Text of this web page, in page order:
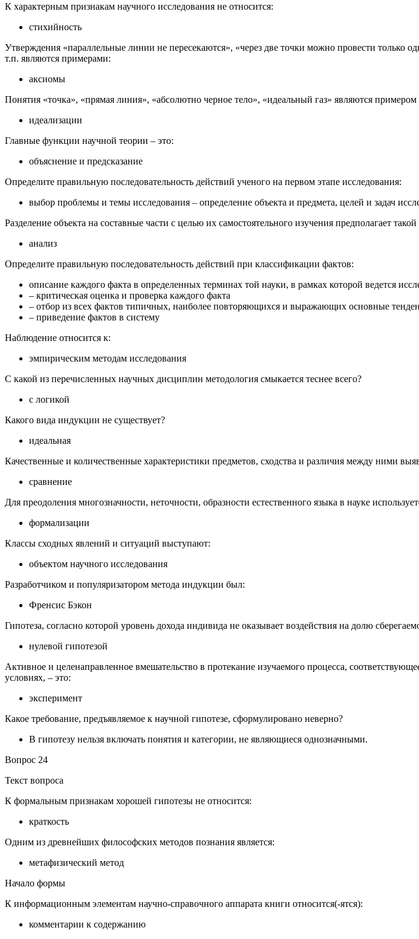
К характерным признакам научного исследования не относится:
стихийность
Утверждения «параллельные линии не пересекаются», «через две точки можно провести только
т.п. являются примерами:
аксиомы
Понятия «точка», «прямая линия», «абсолютно черное тело», «идеальный газ» являются примером
идеализации
Главные функции научной теории – это:
объяснение и предсказание
Определите правильную последовательность действий ученого на первом этапе исследования:
выбор проблемы и темы исследования – определение объекта и предмета, целей и задач
Разделение объекта на составные части с целью их самостоятельного изучения предполагает
анализ
Определите правильную последовательность действий при классификации фактов:
описание каждого факта в определенных терминах той науки, в рамках которой ведется
– критическая оценка и проверка каждого факта
– отбор из всех фактов типичных, наиболее повторяющихся и выражающих основные
– приведение фактов в систему
Наблюдение относится к:
эмпирическим методам исследования
С какой из перечисленных научных дисциплин методология смыкается теснее всего?
с логикой
Какого вида индукции не существует?
идеальная
Качественные и количественные характеристики предметов, сходства и различия между ними
сравнение
Для преодоления многозначности, неточности, образности естественного языка в науке
формализации
Классы сходных явлений и ситуаций выступают:
объектом научного исследования
Разработчиком и популяризатором метода индукции был:
Френсис Бэкон
Гипотеза, согласно которой уровень дохода индивида не оказывает воздействия на долю
нулевой гипотезой
Активное и целенаправленное вмешательство в протекание изучаемого процесса,
условиях, – это:
эксперимент
Какое требование, предъявляемое к научной гипотезе, сформулировано неверно?
В гипотезу нельзя включать понятия и категории, не являющиеся однозначными.
Вопрос 24
Текст вопроса
К формальным признакам хорошей гипотезы не относится:
краткость
Одним из древнейших философских методов познания является:
метафизический метод
Начало формы
К информационным элементам научно-справочного аппарата книги относится(-ятся):
комментарии к содержанию